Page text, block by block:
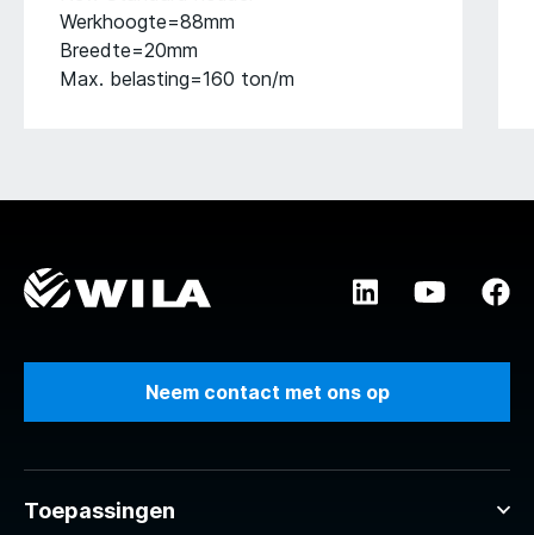
Werkhoogte=88mm
Breedte=20mm
Max. belasting=160 ton/m
Neem contact met ons op
Toepassingen